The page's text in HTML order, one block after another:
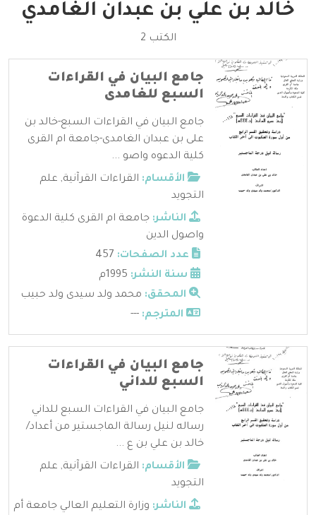
خالد بن علي بن عبدان الغامدي
الكتب 2
جامع البيان في القراءات
السبع للغامدى
جامع البيان في القراءات السبع-خالد بن
على بن عبدان الغامدى-جامعة ام القرى
كلية الدعوه واصو ...
الأقسام: القراءات القرآنية, علم
التجويد
الناشر: جامعة ام القرى كلية الدعوة
واصول الدين
عدد الصفحات:
سنة النشر:
المحقق: محمد ولد سيدى ولد حبيب
المترجم: ---
جامع البيان في القراءات
السبع للداني
جامع البيان في القراءات السبع للداني
رساله لنيل رسالة الماجستير من أعداد/
خالد بن علي بن ع ...
الأقسام: القراءات القرآنية, علم
التجويد
الناشر: وزارة التعليم العالي جامعة أم